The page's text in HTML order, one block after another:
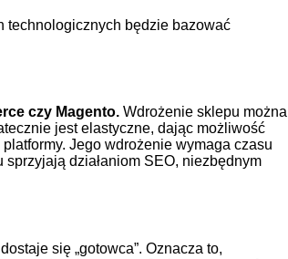
technologicznych będzie bazować
czy Magento. Wdrożenie sklepu można
jest elastyczne, dając możliwość
Jego wdrożenie wymaga czasu
działaniom SEO, niezbędnym
się „gotowca”. Oznacza to,